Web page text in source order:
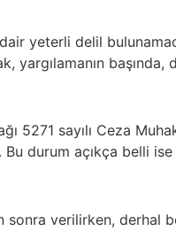
dair yeterli delil
yargılamanın
5271 sayılı Ceza
durum açıkça belli
sonra verilirken, derhal